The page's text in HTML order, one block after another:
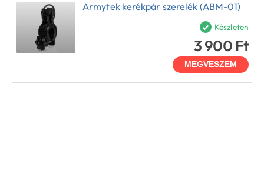
Armytek kerékpár szerelék (ABM-01)
Készleten
3 900 Ft
MEGVESZEM